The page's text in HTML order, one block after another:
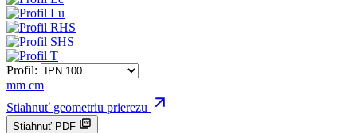
Profil:
mm cm
Stiahnuť geometriu prierezu
Stiahnuť PDF